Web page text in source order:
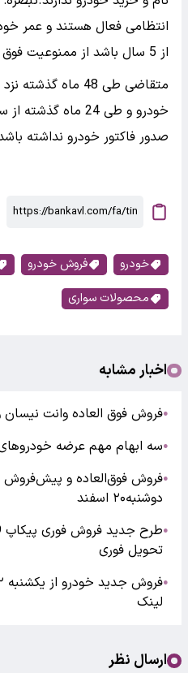
انتظامی فعال هستند و عمر
از 5 سال باشد از ممنوعیت فوق مستثنی میباشند.
متقاضی طی 48 ماه
خودرو و طی 24 ماه
صدور فاکتور خودرو نداشته
خودرو فروش خودرو
محصولات سواری
اخبار مشابه
●فروش فوق العاده وانت نیسان ویژه
●سه ابهام مهم عرضه خودرو‌های
●فروش فوق‌العاده و پیش‌فروش
دوشنبه۲۰ اسفند
●
تحویل فوری
●
لینک
ارسال نظر